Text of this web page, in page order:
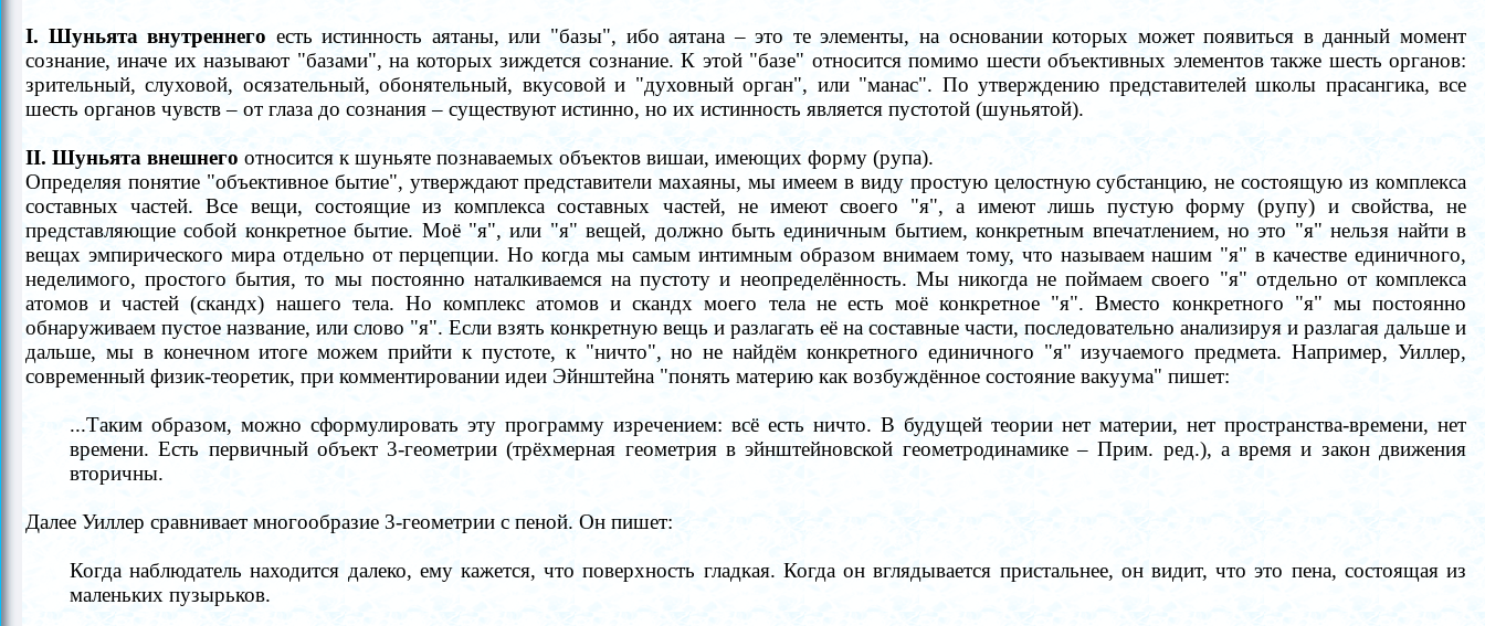
I. Шуньята внутреннего есть истинность аятаны, или "базы", ибо аятана–это те элементы, на основании которых может появиться в данный момент
сознание, иначе их называют "базами", на которых зиждется сознание. К этой "базе" относится помимо шести объективных элементов также шесть органов:
зрительный, слуховой, осязательный, обонятельный, вкусовой и "духовный орган", или "манас". По утверждению представителей школы прасангика, все
шесть органов чувств– от глаза до сознания– существуют истинно, но их истинность является пустотой (шуньятой).
II. Шуньята внешнего относится к шуньяте познаваемых объектов вишаи, имеющих форму (рупа).
Определяя понятие "объективное бытие", утверждают представители махаяны, мы имеем в виду простую целостную субстанцию, не состоящую из комплекса
составных частей. Все вещи, состоящие из комплекса составных частей, не имеют своего "я", а имеют лишь пустую форму (рупу) и свойства, не
представляющие собой конкретное бытие. Моё "я", или "я" вещей, должно быть единичным бытием, конкретным впечатлением, но это "я" нельзя найти в
вещах эмпирического мира отдельно от перцепции. Но когда мы самым интимным образом внимаем тому, что называем нашим "я" в качестве единичного,
неделимого, простого бытия, то мы постоянно наталкиваемся на пустоту и неопределённость. Мы никогда не поймаем своего "я" отдельно от комплекса
атомов и частей (скандх) нашего тела. Но комплекс атомов и скандх моего тела не есть моё конкретное "я". Вместо конкретного "я" мы постоянно
обнаруживаем пустое название, или слово "я". Если взять конкретную вещь и разлагать её на составные части, последовательно анализируя и разлагая дальше и
дальше, мы в конечном итоге можем прийти к пустоте, к "ничто", но не найдём конкретного единичного "я" изучаемого предмета. Например, Уиллер,
современный физик-теоретик, при комментировании идеи Эйнштейна "понять материю как возбуждённое состояние вакуума" пишет:
...Таким образом, можно сформулировать эту программу изречением: всё есть ничто. В будущей теории нет материи, нет пространства-времени, нет
времени. Есть первичный объект 3-геометрии (трёхмерная геометрия в эйнштейновской геометродинамике–Прим. ред.), а время и закон движения
вторичны.
Далее Уиллер сравнивает многообразие 3-геометрии с пеной. Он пишет:
Когда наблюдатель находится далеко, ему кажется, что поверхность гладкая. Когда он вглядывается пристальнее, он видит, что это пена, состоящая из
маленьких пузырьков.